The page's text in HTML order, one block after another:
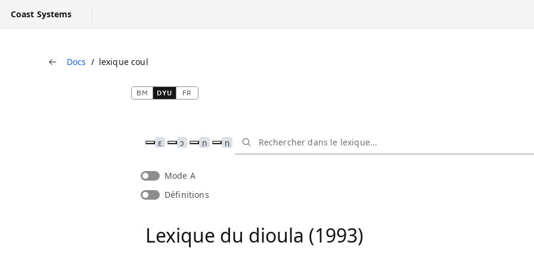
Coast Systems
Docs lexique coul
BM DYU FR
ɛ ɔ ɲ ŋ
Mode A
Définitions
Lexique du dioula (1993)